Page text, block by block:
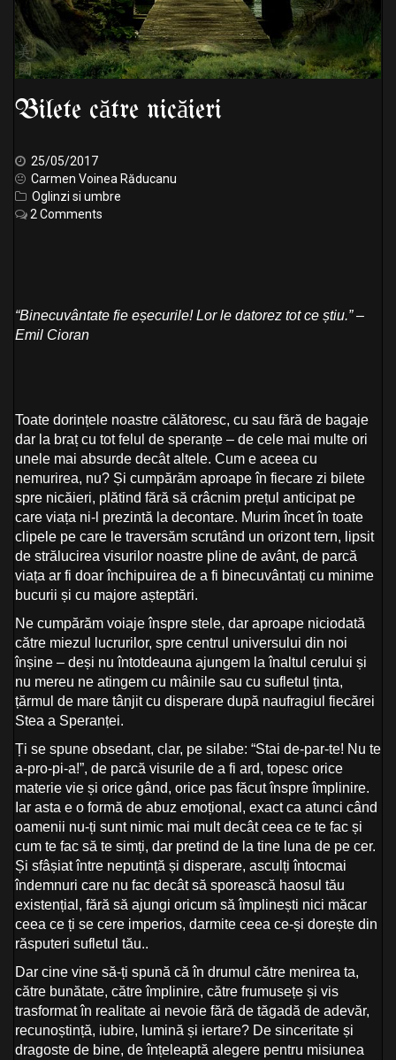
Bilete către nicăieri
25/05/2017
Carmen Voinea Răducanu
Oglinzi si umbre
2 Comments
“Binecuvântate fie eșecurile! Lor le datorez tot ce știu.” –
Emil Cioran
Toate dorințele noastre călătoresc, cu sau fără de bagaje
dar la braț cu tot felul de speranțe – de cele mai multe ori
unele mai absurde decât altele. Cum e aceea cu
nemurirea, nu? Și cumpărăm aproape în fiecare zi bilete
spre nicăieri, plătind fără să crâcnim prețul anticipat pe
care viața ni-l prezintă la decontare. Murim încet în toate
clipele pe care le traversăm scrutând un orizont tern, lipsit
de strălucirea visurilor noastre pline de avânt, de parcă
viața ar fi doar închipuirea de a fi binecuvântați cu minime
bucurii și cu majore așteptări.
Ne cumpărăm voiaje înspre stele, dar aproape niciodată
către miezul lucrurilor, spre centrul universului din noi
înșine – deși nu întotdeauna ajungem la înaltul cerului și
nu mereu ne atingem cu mâinile sau cu sufletul ținta,
țărmul de mare tânjit cu disperare după naufragiul fiecărei
Stea a Speranței.
Ți se spune obsedant, clar, pe silabe: “Stai de-par-te! Nu te
a-pro-pi-a!”, de parcă visurile de a fi ard, topesc orice
materie vie și orice gând, orice pas făcut înspre împlinire.
Iar asta e o formă de abuz emoțional, exact ca atunci când
oamenii nu-ți sunt nimic mai mult decât ceea ce te fac și
cum te fac să te simți, dar pretind de la tine luna de pe cer.
Și sfâșiat între neputință și disperare, asculți întocmai
îndemnuri care nu fac decât să sporească haosul tău
existențial, fără să ajungi oricum să împlinești nici măcar
ceea ce ți se cere imperios, darmite ceea ce-și dorește din
răsputeri sufletul tău..
Dar cine vine să-ți spună că în drumul către menirea ta,
către bunătate, către împlinire, către frumusețe și vis
trasformat în realitate ai nevoie fără de tăgadă de adevăr,
recunoștință, iubire, lumină și iertare? De sinceritate și
dragoste de bine, de înțeleaptă alegere pentru misiunea